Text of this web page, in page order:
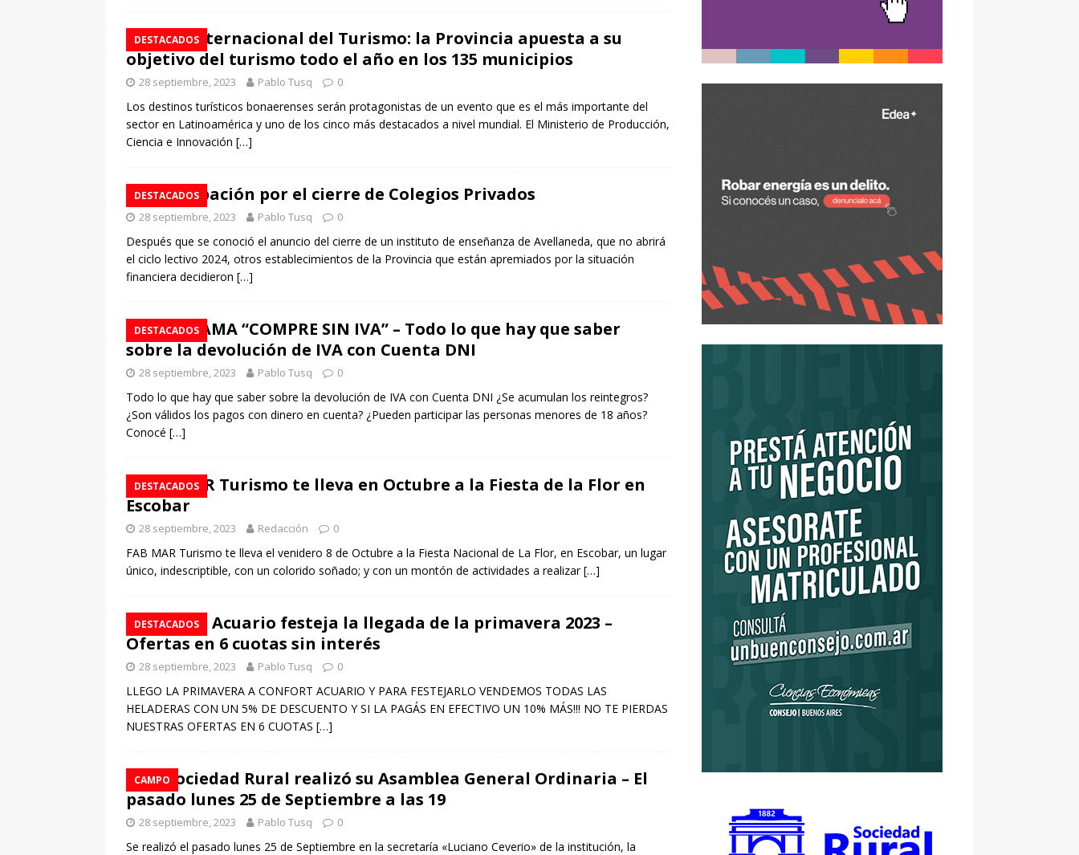
DESTACADOS
Feria Internacional del Turismo: la Provincia apuesta a su
objetivo del turismo todo el año en los 135 municipios
28 septiembre, 2023 Pablo Tusq 0
Los destinos turísticos bonaerenses serán protagonistas de un evento que es el más importante del
sector en Latinoamérica y uno de los cinco más destacados a nivel mundial. El Ministerio de Producción,
Ciencia e Innovación […]
DESTACADOS
Preocupación por el cierre de Colegios Privados
28 septiembre, 2023 Pablo Tusq 0
Después que se conoció el anuncio del cierre de un instituto de enseñanza de Avellaneda, que no abrirá
el ciclo lectivo 2024, otros establecimientos de la Provincia que están apremiados por la situación
financiera decidieron […]
DESTACADOS
PROGRAMA “COMPRE SIN IVA” – Todo lo que hay que saber
sobre la devolución de IVA con Cuenta DNI
28 septiembre, 2023 Pablo Tusq 0
Todo lo que hay que saber sobre la devolución de IVA con Cuenta DNI ¿Se acumulan los reintegros?
¿Son válidos los pagos con dinero en cuenta? ¿Pueden participar las personas menores de 18 años?
Conocé […]
DESTACADOS
FAB MAR Turismo te lleva en Octubre a la Fiesta de la Flor en
Escobar
28 septiembre, 2023 Redacción 0
FAB MAR Turismo te lleva el venidero 8 de Octubre a la Fiesta Nacional de La Flor, en Escobar, un lugar
único, indescriptible, con un colorido soñado; y con un montón de actividades a realizar[…]
DESTACADOS
Confort Acuario festeja la llegada de la primavera 2023 –
Ofertas en 6 cuotas sin interés
28 septiembre, 2023 Pablo Tusq 0
LLEGO LA PRIMAVERA A CONFORT ACUARIO Y PARA FESTEJARLO VENDEMOS TODAS LAS
HELADERAS CON UN 5% DE DESCUENTO Y SI LA PAGÁS EN EFECTIVO UN 10% MÁS!!! NO TE PIERDAS
NUESTRAS OFERTAS EN 6 CUOTAS […]
CAMPO
La Sociedad Rural realizó su Asamblea General Ordinaria – El
pasado lunes 25 de Septiembre a las 19
28 septiembre, 2023 Pablo Tusq 0
Se realizó el pasado lunes 25 de Septiembre en la secretaría «Luciano Ceverio» de la institución, la